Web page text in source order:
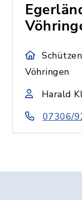
Vöhringen
Harald
07306/